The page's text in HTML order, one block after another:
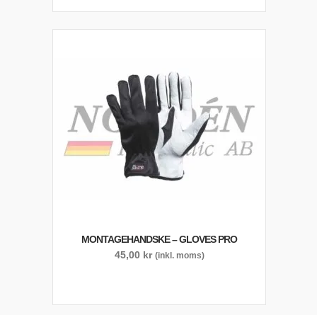
MONTAGEHANDSKE – GLOVES PRO
45,00 kr (inkl. moms)